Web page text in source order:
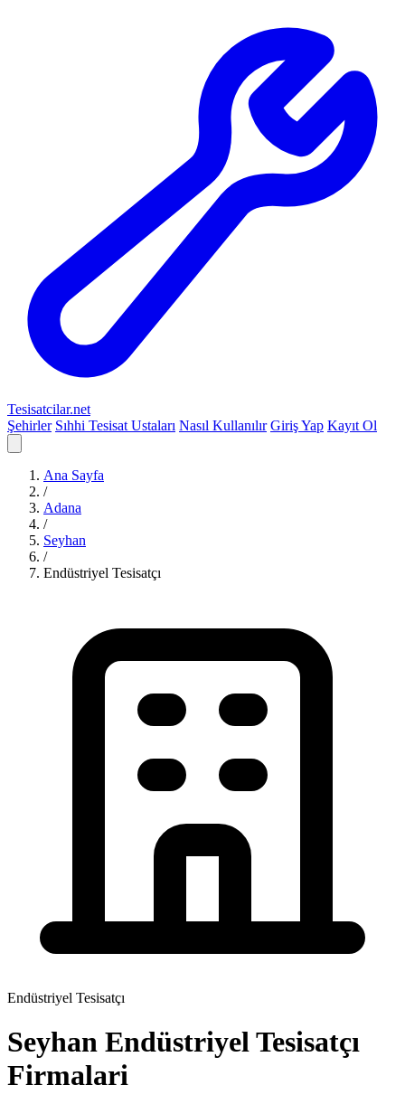
Tesisatcilar.net
Şehirler Sıhhi Tesisat Ustaları Nasıl Kullanılır Giriş Yap Kayıt Ol
Ana Sayfa
/
Adana
/
Seyhan
/
Endüstriyel Tesisatçı
Endüstriyel Tesisatçı
Seyhan Endüstriyel Tesisatçı
Firmalari